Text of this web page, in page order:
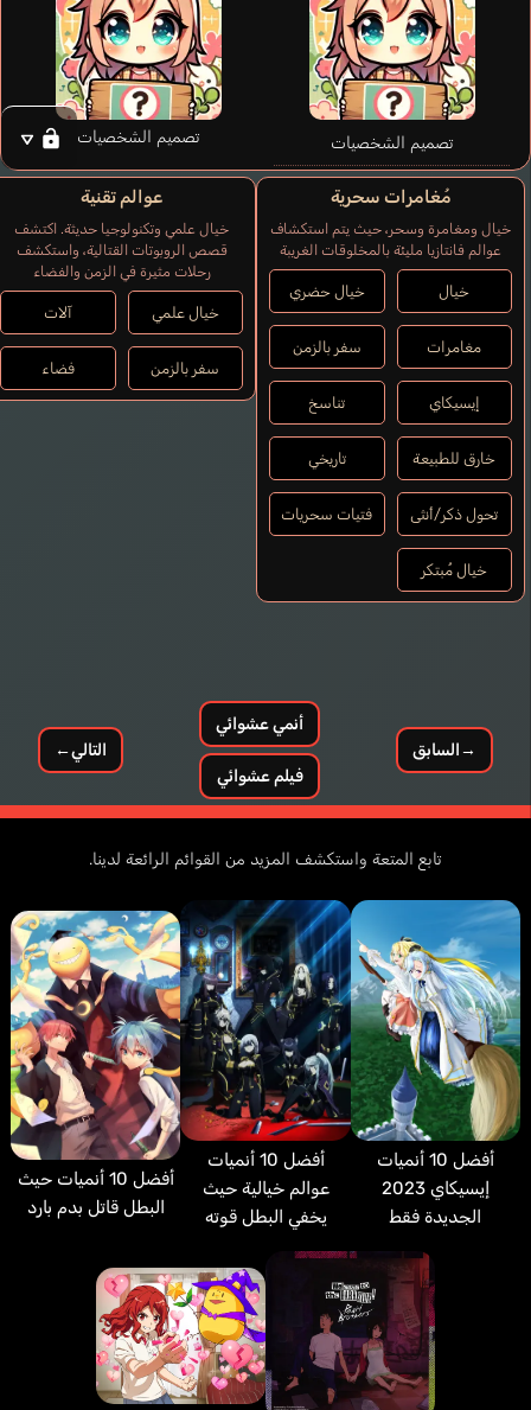
تصميم الشخصيات تصميم الشخصيات
مُغامرات سحرية
خيال ومغامرة وسحر، حيث يتم استكشاف
عوالم فانتازيا مليئة بالمخلوقات الغريبة
خيال خيال حضري
مغامرات سفر بالزمن
إيسيكاي تناسخ
خارق للطبيعة تاريخي
تحول ذكر/أنثى فتيات سحريات
خيال مُبتكر
عوالم تقنية
خيال علمي وتكنولوجيا حديثة. اكتشف
قصص الروبوتات القتالية، واستكشف
رحلات مثيرة في الزمن والفضاء
خيال علمي آلات
سفر بالزمن فضاء
→السابق
أنمي عشوائي
فيلم عشوائي
التالي←
تابع المتعة واستكشف المزيد من القوائم الرائعة لدينا.
أفضل 10 أنميات
إيسيكاي 2023
الجديدة فقط
أفضل 10 أنميات
عوالم خيالية حيث
يخفي البطل قوته
أفضل 10 أنميات حيث
البطل قاتل بدم بارد